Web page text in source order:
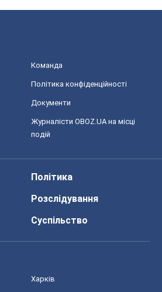
Команда
Політика конфіденційності
Документи
Журналісти OBOZ.UA на місці
подій
Політика
Розслідування
Суспільство
Харків